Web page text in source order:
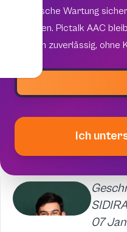
technische Wartung
beheben. Pictalk AAC
Version zuverlässig,
Ich
07